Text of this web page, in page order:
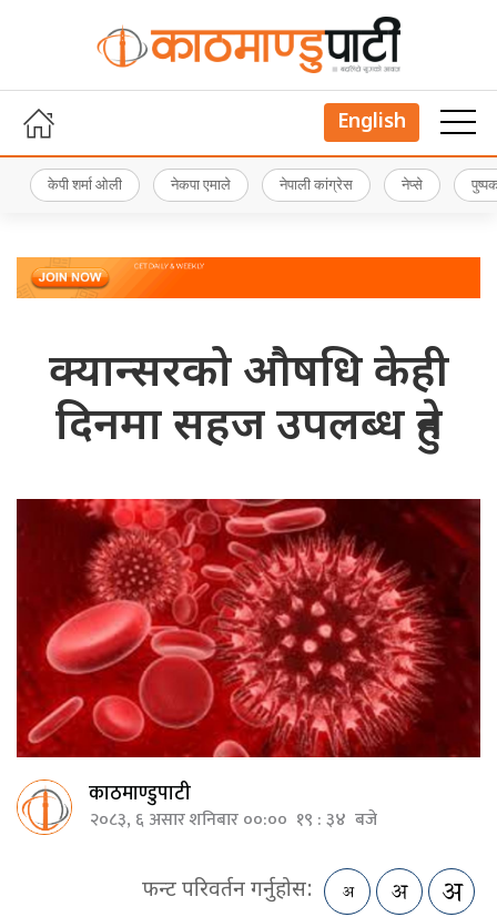
English
केपी शर्मा ओली नेकपा एमाले नेपाली कांग्रेस नेप्से
क्यान्सरको औषधि केही
दिनमा सहज उपलब्ध हुने
काठमाण्डुपाटी
२०८३, ६ असार शनिबार ००:०० १९ : ३४ बजे
फन्ट परिवर्तन गर्नुहोस: